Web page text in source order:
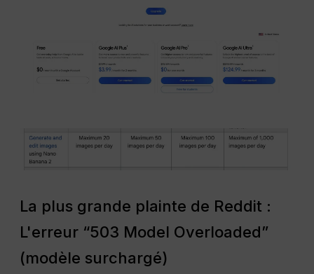
La plus grande plainte de Reddit :
L'erreur “503 Model Overloaded”
(modèle surchargé)